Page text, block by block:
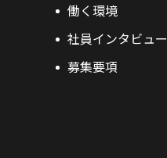
働く環境
社員インタビュー
募集要項